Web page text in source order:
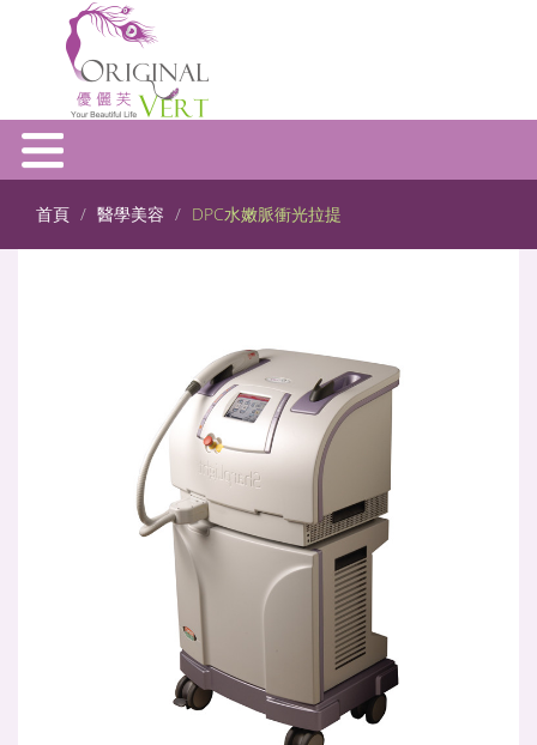
首頁 醫學美容 DPC水嫩脈衝光拉提